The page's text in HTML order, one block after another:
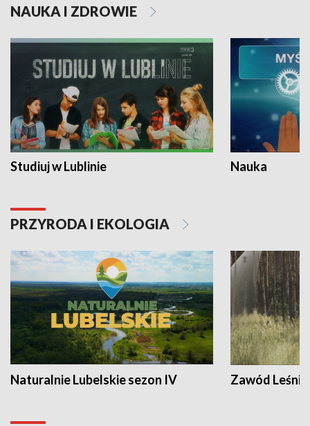
NAUKA I ZDROWIE
Studiuj w Lublinie Nauka
PRZYRODA I EKOLOGIA
Naturalnie Lubelskie sezon IV Zawód Leśnik